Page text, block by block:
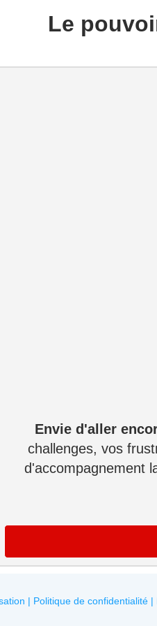
Le
Envie d'aller
challenges, vos
d'accompagnement
| Politique de confidentialité